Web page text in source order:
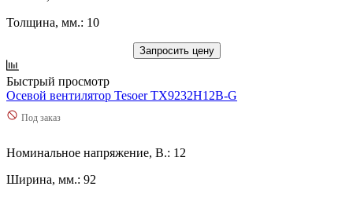
Толщина, мм.: 10
Запросить цену
Быстрый просмотр
Осевой вентилятор Tesoer TX9232H12B-G
Под заказ
Номинальное напряжение, В.: 12
Ширина, мм.: 92